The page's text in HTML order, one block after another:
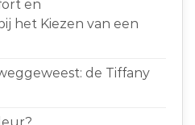
en
het Kiezen van een
de Tiffany